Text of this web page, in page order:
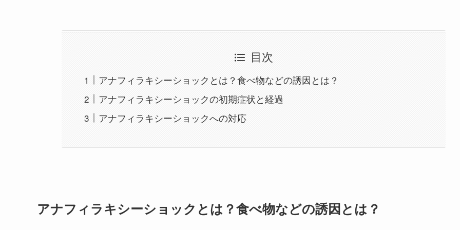
目次
アナフィラキシーショックとは？食べ物などの誘因とは？
アナフィラキシーショックの初期症状と経過
アナフィラキシーショックへの対応
アナフィラキシーショックとは？食べ物などの誘因とは？